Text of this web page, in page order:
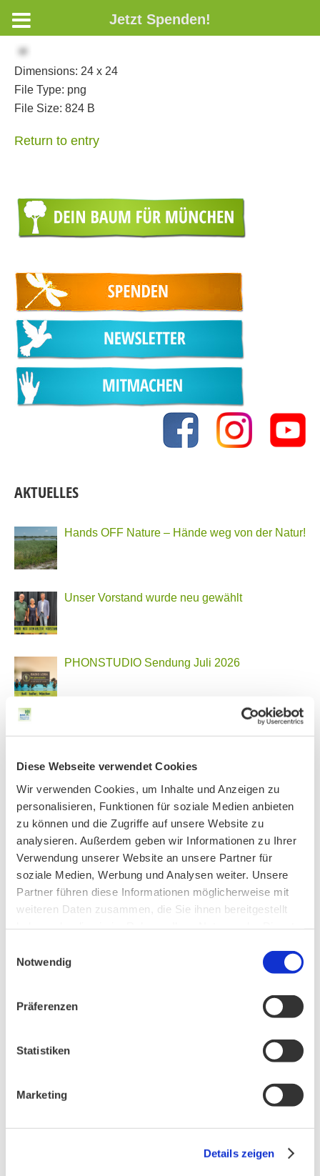
Diese Webseite verwendet Cookies
Wir verwenden Cookies, um Inhalte und Anzeigen zu
personalisieren, Funktionen für soziale Medien anbieten
zu können und die Zugriffe auf unsere Website zu
analysieren. Außerdem geben wir Informationen zu Ihrer
Verwendung unserer Website an unsere Partner für
soziale Medien, Werbung und Analysen weiter. Unsere
Partner führen diese Informationen möglicherweise mit
weiteren Daten zusammen, die Sie ihnen bereitgestellt
Notwendig
Präferenzen
Statistiken
Marketing
Details zeigen
Dimensions: 24 x 24
File Type: png
File Size: 824 B
Return to entry
AKTUELLES
Hands OFF Nature – Hände weg von der Natur!
Unser Vorstand wurde neu gewählt
PHONSTUDIO Sendung Juli 2026
Ankündigung Jahres-Mitgliederversammlung
2026
BN MÜNCHEN AUF SOCIAL MEDIA
AKTIV IN STADT UND LANDKREIS MÜNCHEN:
Jetzt Spenden!